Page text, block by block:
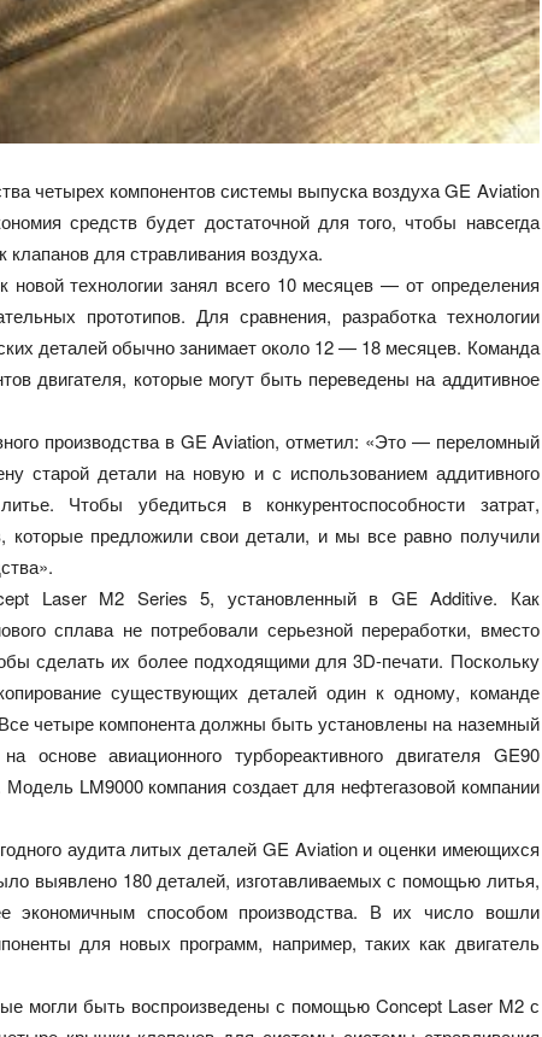
четырех компонентов системы выпуска воздуха GE Aviation
средств будет достаточной для того, чтобы навсегда
для стравливания воздуха.
новой технологии занял всего 10 месяцев — от определения
прототипов. Для сравнения, разработка технологии
деталей обычно занимает около 12 — 18 месяцев. Команда
двигателя, которые могут быть переведены на аддитивное
производства в GE Aviation, отметил: «Это — переломный
старой детали на новую и с использованием аддитивного
Чтобы убедиться в конкурентоспособности затрат,
которые предложили свои детали, и мы все равно получили
Laser M2 Series 5, установленный в GE Additive. Как
сплава не потребовали серьезной переработки, вместо
сделать их более подходящими для 3D-печати. Поскольку
существующих деталей один к одному, команде
четыре компонента должны быть установлены на наземный
основе авиационного турбореактивного двигателя GE90
LM9000 компания создает для нефтегазовой компании
аудита литых деталей GE Aviation и оценки имеющихся
выявлено 180 деталей, изготавливаемых с помощью литья,
экономичным способом производства. В их число вошли
для новых программ, например, таких как двигатель
могли быть воспроизведены с помощью Concept Laser M2 с